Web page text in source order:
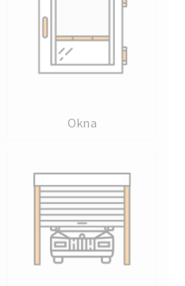
Okna